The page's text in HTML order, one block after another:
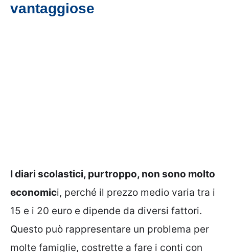
vantaggiose
I diari scolastici, purtroppo, non sono molto
economici, perché il prezzo medio varia tra i
15 e i 20 euro e dipende da diversi fattori.
Questo può rappresentare un problema per
molte famiglie, costrette a fare i conti con